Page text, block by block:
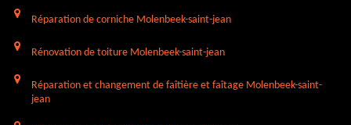
Réparation de corniche Molenbeek-saint-jean
Rénovation de toiture Molenbeek-saint-jean
Réparation et changement de faîtière et faîtage Molenbeek-saint-
jean